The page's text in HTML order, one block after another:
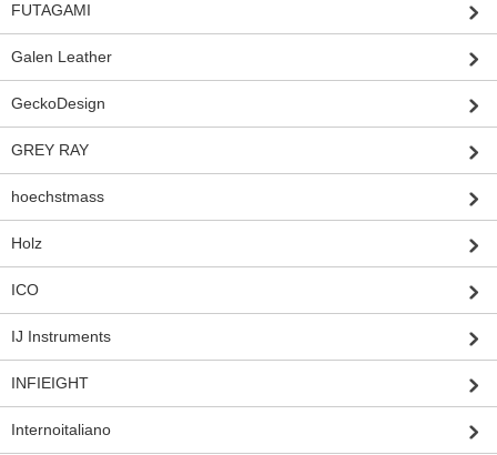
FUTAGAMI
Galen Leather
GeckoDesign
GREY RAY
hoechstmass
Holz
ICO
IJ Instruments
INFIEIGHT
Internoitaliano